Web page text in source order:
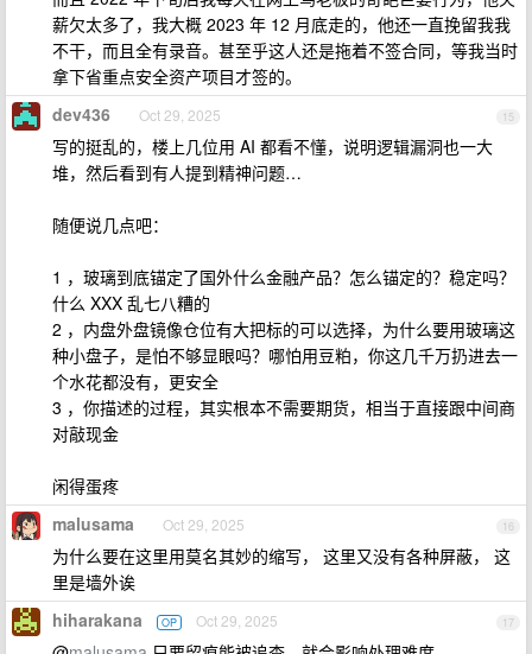
薪欠太多了，我大概 2023 年 12 月底走的，他还一直挽留我我
不干，而且全有录音。甚至乎这人还是拖着不签合同，等我当时
拿下省重点安全资产项目才签的。
15
dev436 Oct 29, 2025
写的挺乱的，楼上几位用 AI 都看不懂，说明逻辑漏洞也一大
堆，然后看到有人提到精神问题…
随便说几点吧：
1 ，玻璃到底锚定了国外什么金融产品？怎么锚定的？稳定吗？
什么 XXX 乱七八糟的
2 ，内盘外盘镜像仓位有大把标的可以选择，为什么要用玻璃这
种小盘子，是怕不够显眼吗？哪怕用豆粕，你这几千万扔进去一
个水花都没有，更安全
3 ，你描述的过程，其实根本不需要期货，相当于直接跟中间商
对敲现金
闲得蛋疼
16
malusama Oct 29, 2025
为什么要在这里用莫名其妙的缩写， 这里又没有各种屏蔽， 这
里是墙外诶
17
hiharakana OP Oct 29, 2025